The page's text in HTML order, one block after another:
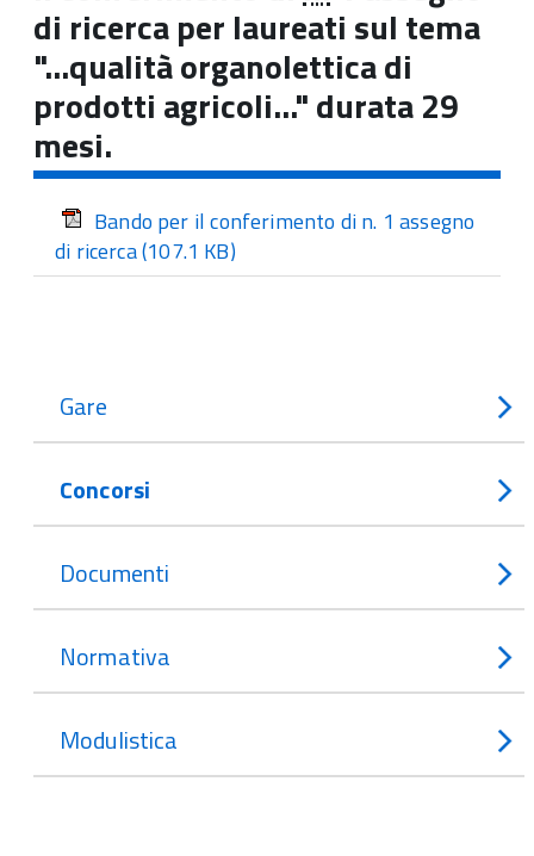
di ricerca per laureati sul tema
"...qualità organolettica di
prodotti agricoli..." durata 29
mesi.
Bando per il conferimento di n. 1 assegno
di ricerca(107.1 KB)
Gare
Concorsi
Documenti
Normativa
Modulistica